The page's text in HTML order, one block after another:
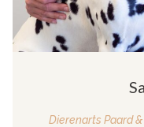
Dierenarts Paard